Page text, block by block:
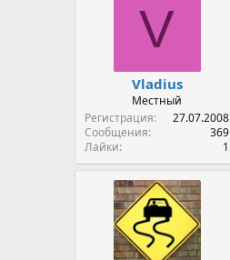
V
Vladius
Местный
Регистрация
27.07.2008
Сообщения
369
Лайки
1